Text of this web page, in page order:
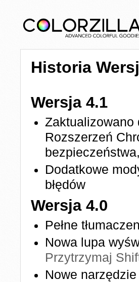
Historia
Wersja 4.1
Zaktualizowano
Rozszerzeń
Dodatkowe
błędów
Wersja 4.0
Pełne
Nowa lupa
Przytrzymaj
Nowe